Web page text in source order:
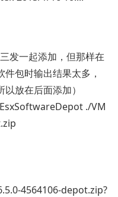
发一起添加，但那样在
包时输出结果太多，
放在后面添加）
./VM
4564106-depot.zip?